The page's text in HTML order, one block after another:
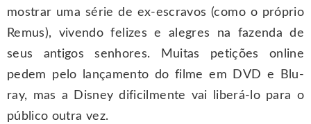
mostrar uma série de ex-escravos (como o próprio
Remus), vivendo felizes e alegres na fazenda de
seus antigos senhores. Muitas petições online
pedem pelo lançamento do filme em DVD e Blu-
ray, mas a Disney dificilmente vai liberá-lo para o
público outra vez.